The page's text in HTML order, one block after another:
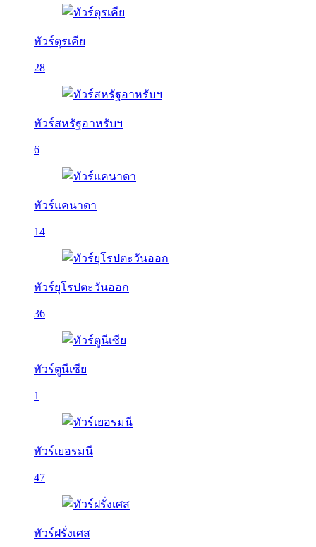
ทัวร์ตุรเคีย
28
ทัวร์สหรัฐอาหรับฯ
6
ทัวร์แคนาดา
14
ทัวร์ยุโรปตะวันออก
36
ทัวร์ตูนีเซีย
1
ทัวร์เยอรมนี
47
ทัวร์ฝรั่งเศส